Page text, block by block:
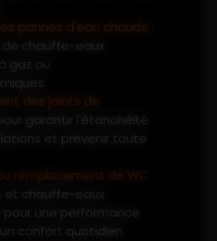
pannes d'eau chaude
de chauffe-eaux
gaz ou
garantir l'étanchéité
et prévenir toute
remplacement de WC
et chauffe-eaux
une performance
confort quotidien.